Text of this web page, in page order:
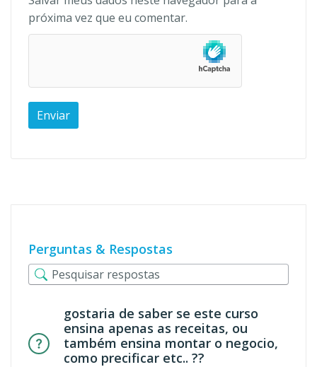
próxima vez que eu comentar.
Perguntas & Respostas
gostaria de saber se este curso
ensina apenas as receitas, ou
também ensina montar o negocio,
como precificar etc.. ??